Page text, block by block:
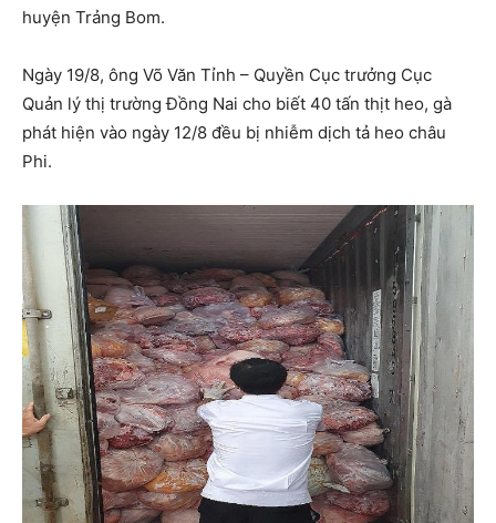
huyện Trảng Bom.
Ngày 19/8, ông Võ Văn Tỉnh – Quyền Cục trưởng Cục
Quản lý thị trường Đồng Nai cho biết 40 tấn thịt heo, gà
phát hiện vào ngày 12/8 đều bị nhiễm dịch tả heo châu
Phi.